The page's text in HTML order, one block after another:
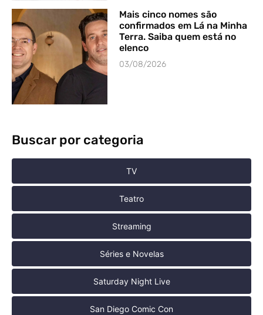
Mais cinco nomes são
confirmados em Lá na Minha
Terra. Saiba quem está no
elenco
03/08/2026
Buscar por categoria
TV
Teatro
Streaming
Séries e Novelas
Saturday Night Live
San Diego Comic Con